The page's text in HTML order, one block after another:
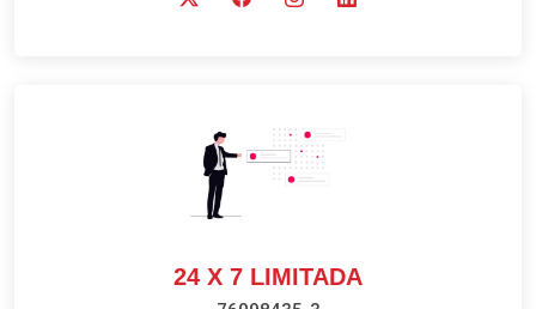
24 X 7 LIMITADA